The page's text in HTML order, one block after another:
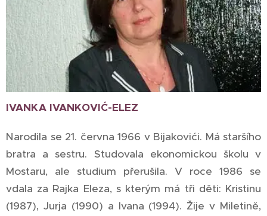
IVANKA IVANKOVIĆ-ELEZ
Narodila se 21. června 1966 v Bijakovići. Má staršího
bratra a sestru. Studovala ekonomickou školu v
Mostaru, ale studium přerušila. V roce 1986 se
vdala za Rajka Eleza, s kterým má tři děti: Kristinu
(1987), Jurja (1990) a Ivana (1994). Žije v Miletině,